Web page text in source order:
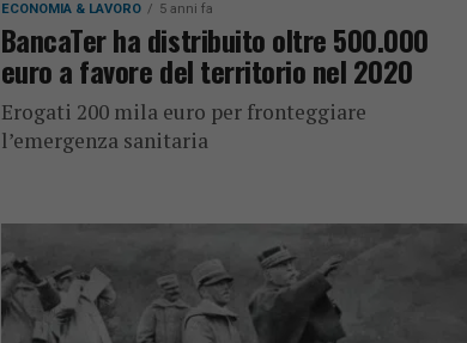
ECONOMIA & LAVORO 5 anni fa
BancaTer ha distribuito oltre 500.000
euro a favore del territorio nel 2020
Erogati 200 mila euro per fronteggiare
l’emergenza sanitaria